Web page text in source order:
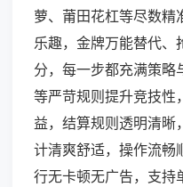
萝、莆田花杠等尽数精
乐趣，金牌万能替代、
分，每一步都充满策略
等严苛规则提升竞技性
益，结算规则透明清晰
计清爽舒适，操作流畅
行无卡顿无广告，支持